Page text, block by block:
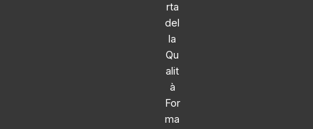
rta
del
la
Qu
alit
à
For
ma